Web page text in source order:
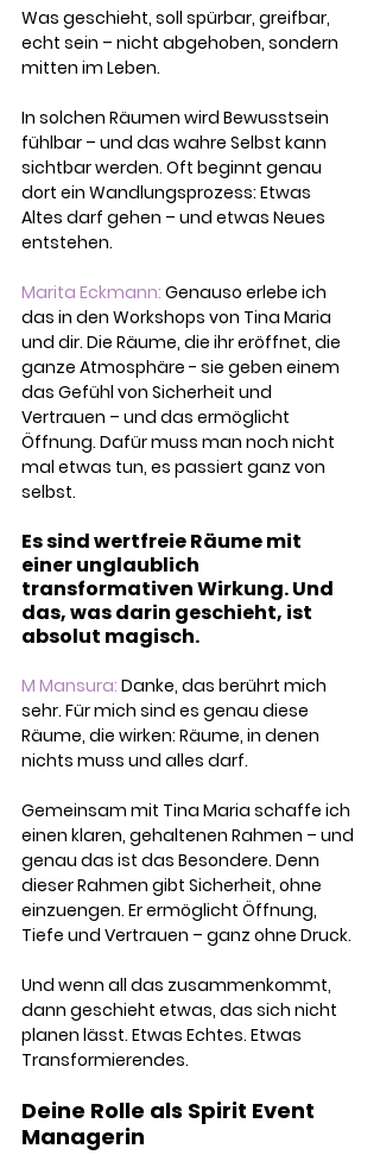
Was geschieht, soll spürbar, greifbar,
echt sein – nicht abgehoben, sondern
mitten im Leben.
In solchen Räumen wird Bewusstsein
fühlbar – und das wahre Selbst kann
sichtbar werden. Oft beginnt genau
dort ein Wandlungsprozess: Etwas
Altes darf gehen – und etwas Neues
entstehen.
Marita Eckmann: Genauso erlebe ich
das in den Workshops von Tina Maria
und dir. Die Räume, die ihr eröffnet, die
ganze Atmosphäre - sie geben einem
das Gefühl von Sicherheit und
Vertrauen – und das ermöglicht
Öffnung. Dafür muss man noch nicht
mal etwas tun, es passiert ganz von
selbst.
Es sind wertfreie Räume mit
einer unglaublich
transformativen Wirkung. Und
das, was darin geschieht, ist
absolut magisch.
M Mansura: Danke, das berührt mich
sehr. Für mich sind es genau diese
Räume, die wirken: Räume, in denen
nichts muss und alles darf.
Gemeinsam mit Tina Maria schaffe ich
einen klaren, gehaltenen Rahmen – und
genau das ist das Besondere. Denn
dieser Rahmen gibt Sicherheit, ohne
einzuengen. Er ermöglicht Öffnung,
Tiefe und Vertrauen – ganz ohne Druck.
Und wenn all das zusammenkommt,
dann geschieht etwas, das sich nicht
planen lässt. Etwas Echtes. Etwas
Transformierendes.
Deine Rolle als Spirit Event
Managerin